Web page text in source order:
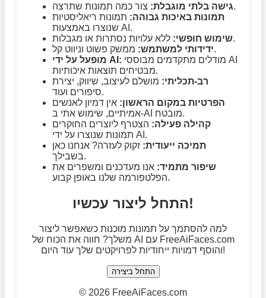
גישה בלתי מוגבלת:צור כמה תמונות שתרצה.
תמונות באיכות גבוהה: תמונות ריאליסטיות
שנוצרו באמצעות AI.
שימוש חופשי:ללא עלויות נסתרות או מגבלות.
ידידותי למשתמש:ממשק פשוט וניווט קל.
מופעל על ידי AI:
מבטיחים תוצאות איכותיות.
רב-תכליתי: מושלם לעיצוב, שיווק, יצירת
סיפורים ועוד.
הפרטיות במקום הראשון: אין דמיון לאנשים
אמיתיים, שימוש אתי ב-AI מובטח.
קהילה פעילה: הצטרף ליוצרים החוקרים
תמונות שנוצרו על ידי AI.
תמיכה ייעודית: זקוק לעזרה? אנחנו כאן
בשבילך.
שיפור מתמיד: אנו מעדכנים ומשפרים את
הפלטפורמה שלנו באופן קבוע.
התחל ליצור עכשיו!
למה להסתמך על תמונות מוכנות כשאפשר ליצור
משלך? חווה את הכוח של AI עם FreeAiFaces.com
והוסף דמויות ייחודיות לפרויקטים שלך עוד היום!
התחל ביצירה
© 2026 FreeAiFaces.com